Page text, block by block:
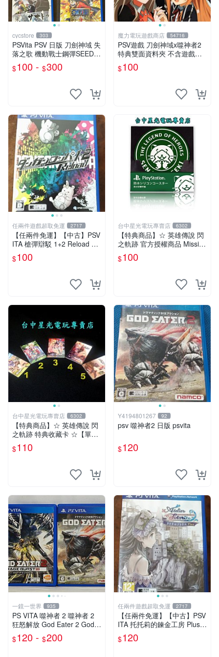
cycstore 303
PSVita PSV 日版 刀劍神域 失
落之歌 機動戰士鋼彈SEED
東京幻都 海賊無雙3 經典熱
血動作 RPG
$100 - $300
魔力電玩遊戲商店 54716
PSV遊戲 刀劍神域x噬神者2
特典雙面資料夾 不含遊戲光
碟【板橋魔力】
$100
任兩件遊戲超取免運 2717
【任兩件免運】【中古】PSV
ITA 槍彈辯駁 1+2 Reload 日
文版
$100
台中星光電玩專賣店 6302
【特典商品】☆ 英雄傳說 閃
之軌跡 官方授權商品 Missi限
定 防水矽膠杯墊 ☆全新品
【台中星光電玩】
$100
台中星光電玩專賣店 6302
【特典商品】☆ 英雄傳說 閃
之軌跡 特典收藏卡 ☆【單張
販售 可挑款】台中星光電玩
$110
Y4194801267 92
psv 噬神者2 日版 psvita
$120
一鏡一世界 935
PS VITA 噬神者 2 噬神者 2
狂怒解放 God Eater 2 God E
ater 2 Rage Burst
$120 - $200
任兩件遊戲超取免運 2717
【任兩件免運】【中古】PSV
ITA 托托莉的鍊金工房 Plus
亞蘭德的鍊金術士2 日文版
$120